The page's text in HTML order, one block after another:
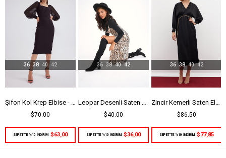
$70.00
36 38 40 42
SEPETTE %10 İNDİRİM $63,00
$40.00
36 38 40 42
SEPETTE %10 İNDİRİM $36,00
$86.50
36 38 40 42
SEPETTE %10 İNDİRİM $77,85